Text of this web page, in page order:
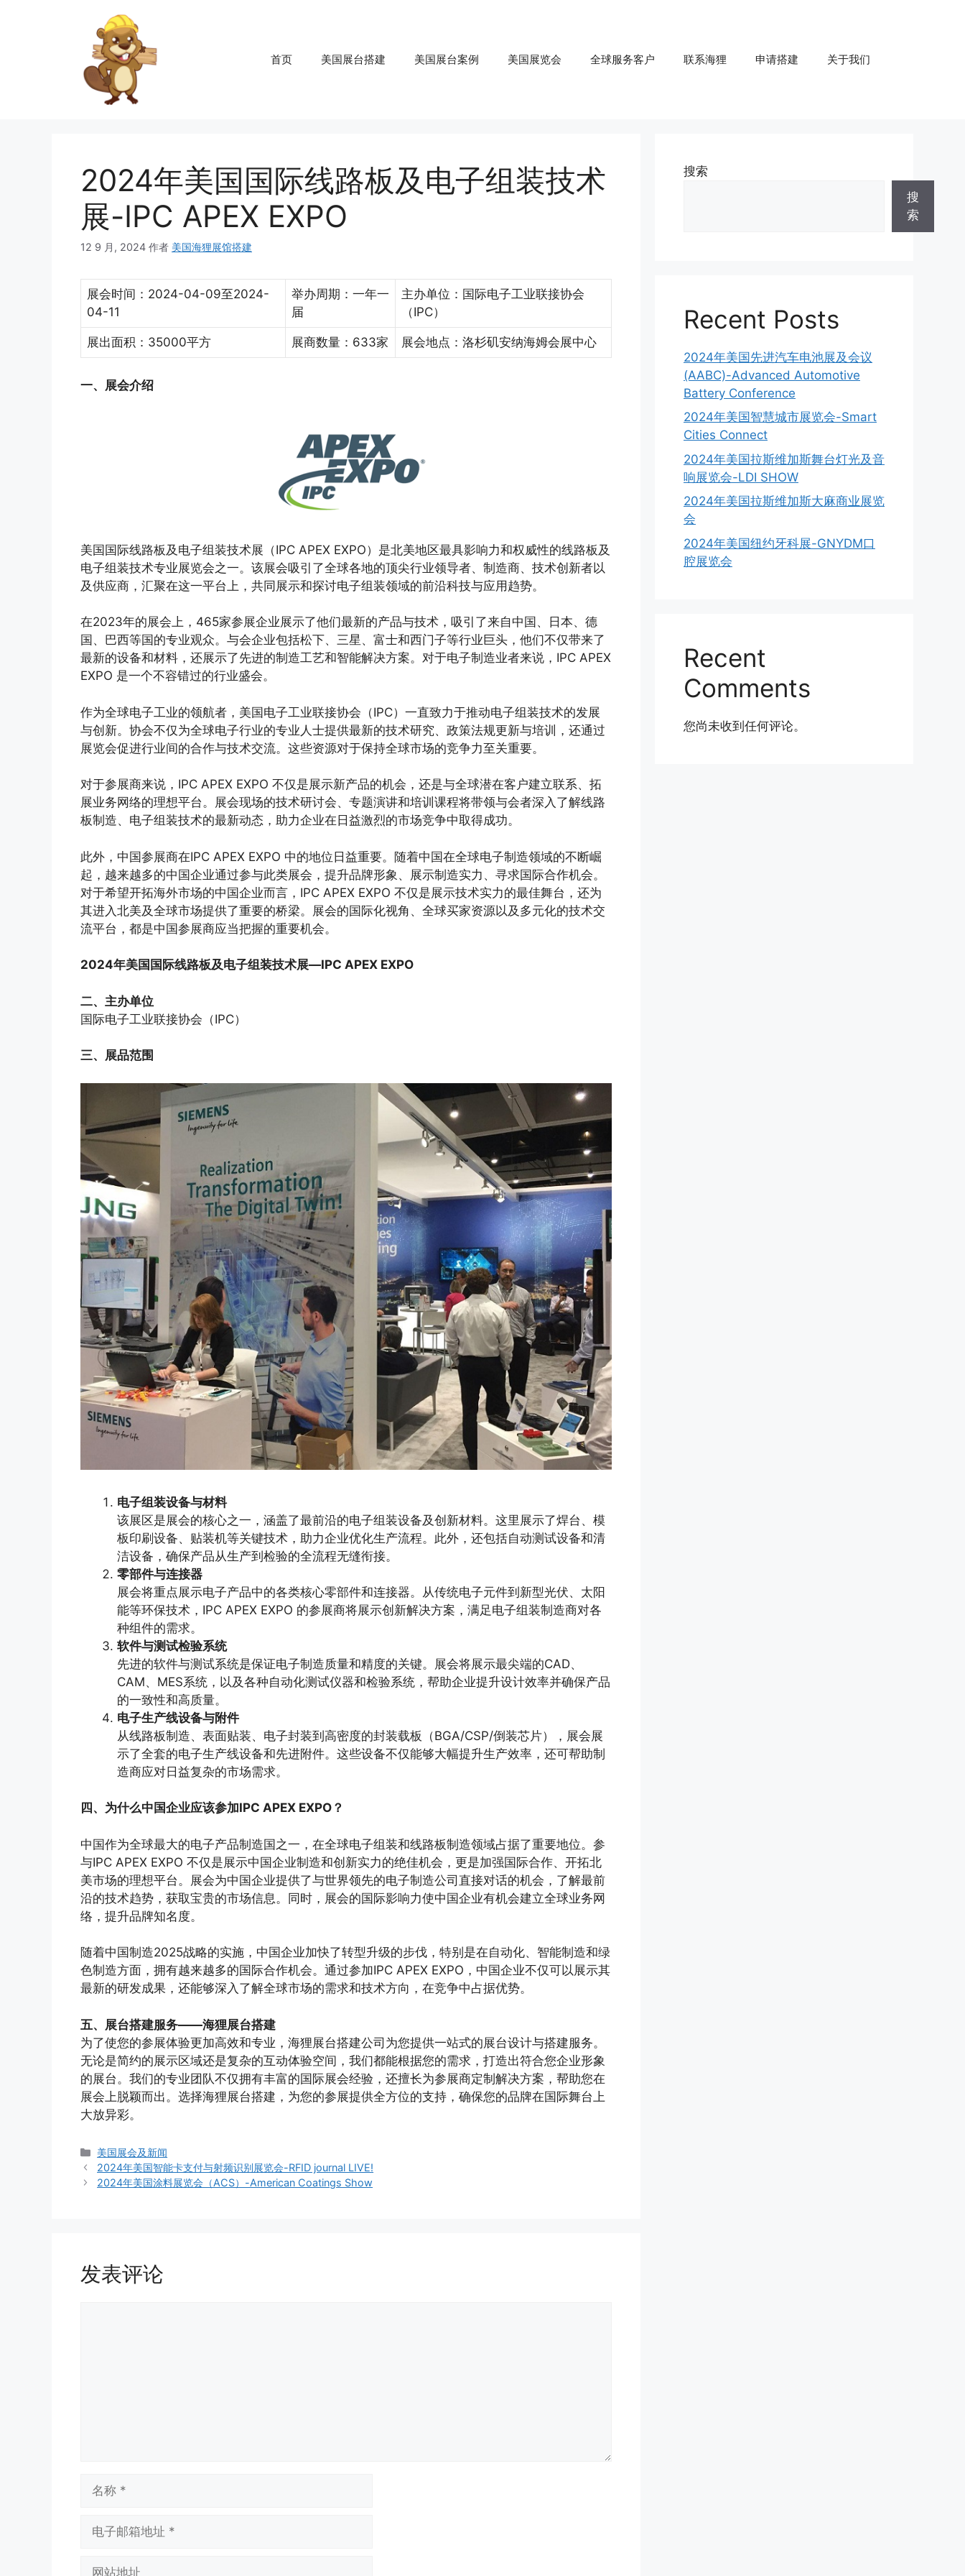
首页 美国展台搭建 美国展台案例 美国展览会 全球服务客户 联系海狸 申请搭建 关于我们
2024年美国国际线路板及电子组装技术
展-IPC APEX EXPO
12 9 月, 2024 作者 美国海狸展馆搭建
展会时间：2024-04-09至2024-
04-11
举办周期：一年一
届
主办单位：国际电子工业联接协会
（IPC）
展出面积：35000平方 展商数量：633家 展会地点：洛杉矶安纳海姆会展中心
一、展会介绍
美国国际线路板及电子组装技术展（IPC APEX EXPO）是北美地区最具影响力和权威性的线路板及
电子组装技术专业展览会之一。该展会吸引了全球各地的顶尖行业领导者、制造商、技术创新者以
及供应商，汇聚在这一平台上，共同展示和探讨电子组装领域的前沿科技与应用趋势。
在2023年的展会上，465家参展企业展示了他们最新的产品与技术，吸引了来自中国、日本、德
国、巴西等国的专业观众。与会企业包括松下、三星、富士和西门子等行业巨头，他们不仅带来了
最新的设备和材料，还展示了先进的制造工艺和智能解决方案。对于电子制造业者来说，IPC APEX
EXPO 是一个不容错过的行业盛会。
作为全球电子工业的领航者，美国电子工业联接协会（IPC）一直致力于推动电子组装技术的发展
与创新。协会不仅为全球电子行业的专业人士提供最新的技术研究、政策法规更新与培训，还通过
展览会促进行业间的合作与技术交流。这些资源对于保持全球市场的竞争力至关重要。
对于参展商来说，IPC APEX EXPO 不仅是展示新产品的机会，还是与全球潜在客户建立联系、拓
展业务网络的理想平台。展会现场的技术研讨会、专题演讲和培训课程将带领与会者深入了解线路
板制造、电子组装技术的最新动态，助力企业在日益激烈的市场竞争中取得成功。
此外，中国参展商在IPC APEX EXPO 中的地位日益重要。随着中国在全球电子制造领域的不断崛
起，越来越多的中国企业通过参与此类展会，提升品牌形象、展示制造实力、寻求国际合作机会。
对于希望开拓海外市场的中国企业而言，IPC APEX EXPO 不仅是展示技术实力的最佳舞台，还为
其进入北美及全球市场提供了重要的桥梁。展会的国际化视角、全球买家资源以及多元化的技术交
流平台，都是中国参展商应当把握的重要机会。
2024年美国国际线路板及电子组装技术展—IPC APEX EXPO
二、主办单位
国际电子工业联接协会（IPC）
三、展品范围
电子组装设备与材料
该展区是展会的核心之一，涵盖了最前沿的电子组装设备及创新材料。这里展示了焊台、模
板印刷设备、贴装机等关键技术，助力企业优化生产流程。此外，还包括自动测试设备和清
洁设备，确保产品从生产到检验的全流程无缝衔接。
零部件与连接器
展会将重点展示电子产品中的各类核心零部件和连接器。从传统电子元件到新型光伏、太阳
能等环保技术，IPC APEX EXPO 的参展商将展示创新解决方案，满足电子组装制造商对各
种组件的需求。
软件与测试检验系统
先进的软件与测试系统是保证电子制造质量和精度的关键。展会将展示最尖端的CAD、
CAM、MES系统，以及各种自动化测试仪器和检验系统，帮助企业提升设计效率并确保产品
的一致性和高质量。
电子生产线设备与附件
从线路板制造、表面贴装、电子封装到高密度的封装载板（BGA/CSP/倒装芯片），展会展
示了全套的电子生产线设备和先进附件。这些设备不仅能够大幅提升生产效率，还可帮助制
造商应对日益复杂的市场需求。
四、为什么中国企业应该参加IPC APEX EXPO？
中国作为全球最大的电子产品制造国之一，在全球电子组装和线路板制造领域占据了重要地位。参
与IPC APEX EXPO 不仅是展示中国企业制造和创新实力的绝佳机会，更是加强国际合作、开拓北
美市场的理想平台。展会为中国企业提供了与世界领先的电子制造公司直接对话的机会，了解最前
沿的技术趋势，获取宝贵的市场信息。同时，展会的国际影响力使中国企业有机会建立全球业务网
络，提升品牌知名度。
随着中国制造2025战略的实施，中国企业加快了转型升级的步伐，特别是在自动化、智能制造和绿
色制造方面，拥有越来越多的国际合作机会。通过参加IPC APEX EXPO，中国企业不仅可以展示其
最新的研发成果，还能够深入了解全球市场的需求和技术方向，在竞争中占据优势。
五、展台搭建服务——海狸展台搭建
为了使您的参展体验更加高效和专业，海狸展台搭建公司为您提供一站式的展台设计与搭建服务。
无论是简约的展示区域还是复杂的互动体验空间，我们都能根据您的需求，打造出符合您企业形象
的展台。我们的专业团队不仅拥有丰富的国际展会经验，还擅长为参展商定制解决方案，帮助您在
展会上脱颖而出。选择海狸展台搭建，为您的参展提供全方位的支持，确保您的品牌在国际舞台上
大放异彩。
分
类
美国展会及新闻
2024年美国智能卡支付与射频识别展览会-RFID journal LIVE!
2024年美国涂料展览会（ACS）-American Coatings Show
发表评论
搜索
搜
索
Recent Posts
2024年美国先进汽车电池展及会议
(AABC)-Advanced Automotive
Battery Conference
2024年美国智慧城市展览会-Smart
Cities Connect
2024年美国拉斯维加斯舞台灯光及音
响展览会-LDI SHOW
2024年美国拉斯维加斯大麻商业展览
会
2024年美国纽约牙科展-GNYDM口
腔展览会
Recent
Comments
您尚未收到任何评论。